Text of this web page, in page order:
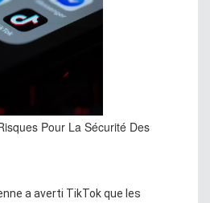
Pour La Sécurité Des
a averti TikTok que les